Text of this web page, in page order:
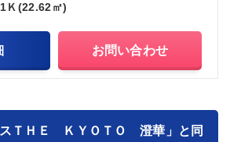
1Ｋ(22.62㎡)
お問い合わせ
スＴＨＥ ＫＹＯＴＯ 澄華」と同